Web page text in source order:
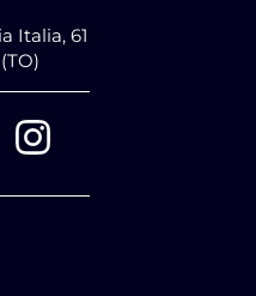
Italia, 61